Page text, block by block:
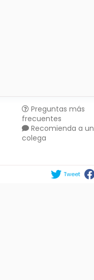
Preguntas más
frecuentes
Recomienda a un
colega
Tweet